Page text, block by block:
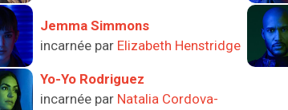
Jemma Simmons
incarnée par Elizabeth Henstridge
Yo-Yo Rodriguez
incarnée par Natalia Cordova-